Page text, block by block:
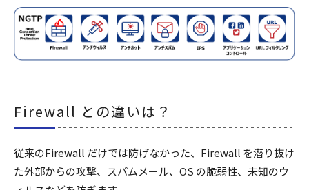
Firewall との違いは？
従来のFirewall だけでは防げなかった、Firewall を潜り抜け
た外部からの攻撃、スパムメール、OS の脆弱性、未知のウ